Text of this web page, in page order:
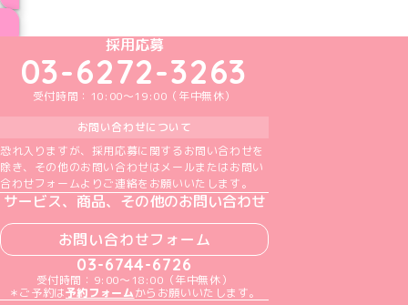
めいどりーみんTikTok公式アカウント
めいどりーみんX公式アカウント
めいどりーみんInstagram公式アカウント
めいどりーみんFacebook公式アカウン
めいどりーみんYouTube公式アカ
採用応募
03-6272-3263
受付時間：10:00～19:00（年中無休）
お問い合わせについて
恐れ入りますが、採用応募に関するお問い合わせを
除き、その他のお問い合わせはメールまたはお問い
合わせフォームよりご連絡をお願いいたします。
サービス、商品、その他のお問い合わせ
お問い合わせフォーム
03-6744-6726
受付時間：9:00～18:00（年中無休）
＊ご予約は予約フォームからお願いいたします。